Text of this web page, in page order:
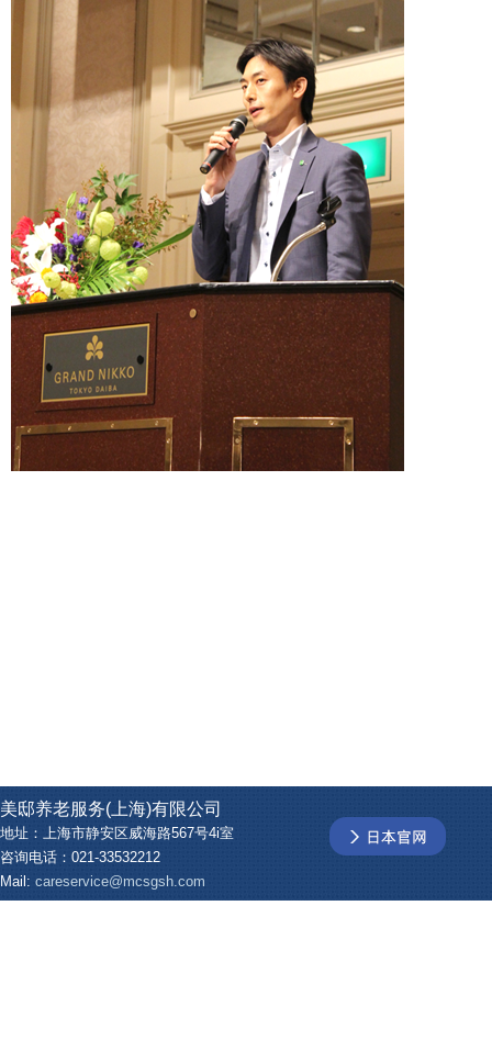
美邸养老服务(上海)有限公司
地址：上海市静安区威海路567号4i室
咨询电话：021-33532212
Mail: careservice@mcsgsh.com